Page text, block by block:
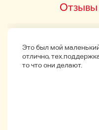
это не гарантируется.
ran/09.html
Отзывы
Это был мой
отлично,
то что они делают.